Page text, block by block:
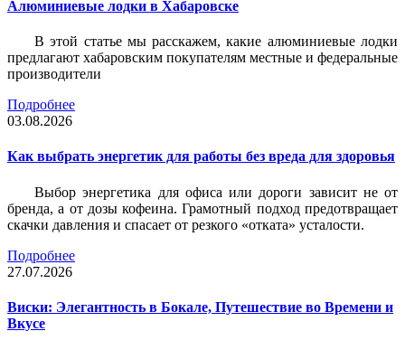
Алюминиевые лодки в Хабаровске
В этой статье мы расскажем, какие алюминиевые лодки
предлагают хабаровским покупателям местные и федеральные
производители
Подробнее
03.08.2026
Как выбрать энергетик для работы без вреда для здоровья
Выбор энергетика для офиса или дороги зависит не от
бренда, а от дозы кофеина. Грамотный подход предотвращает
скачки давления и спасает от резкого «отката» усталости.
Подробнее
27.07.2026
Виски: Элегантность в Бокале, Путешествие во Времени и
Вкусе